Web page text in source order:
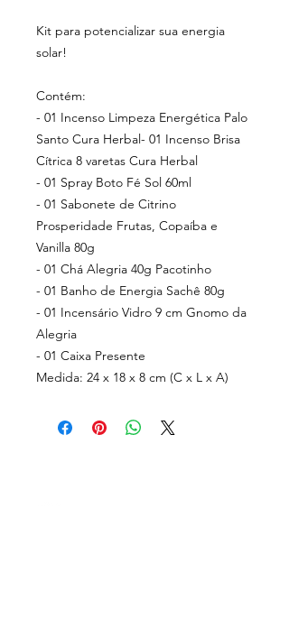
Kit para potencializar sua energia
solar!
Contém:
- 01 Incenso Limpeza Energética Palo
Santo Cura Herbal- 01 Incenso Brisa
Cítrica 8 varetas Cura Herbal
- 01 Spray Boto Fé Sol 60ml
- 01 Sabonete de Citrino
Prosperidade Frutas, Copaíba e
Vanilla 80g
- 01 Chá Alegria 40g Pacotinho
- 01 Banho de Energia Sachê 80g
- 01 Incensário Vidro 9 cm Gnomo da
Alegria
- 01 Caixa Presente
Medida: 24 x 18 x 8 cm (C x L x A)